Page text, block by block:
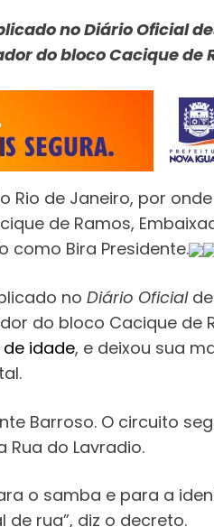
noDiário Oficial
do bloco Cacique de
Rio de Janeiro, por
de Ramos,
como Bira Presidente.
no Diário Oficial
do bloco Cacique de
idade, e deixou sua
Barroso. O circuito
Rua do Lavradio.
o samba e para a
rua”, diz o decreto.